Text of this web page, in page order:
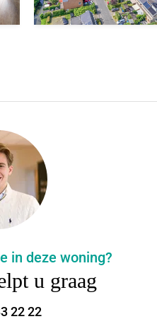
in deze woning?
u graag
22 22